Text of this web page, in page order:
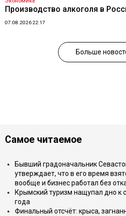
Производство алкоголя в
07.08.2026 22:17
Больше
Самое читаемое
Бывший градоначальник
утверждает, что в его время
вообще и бизнес работал без
Крымский туризм нащупал дно к
года
Финальный отсчёт: крыса,